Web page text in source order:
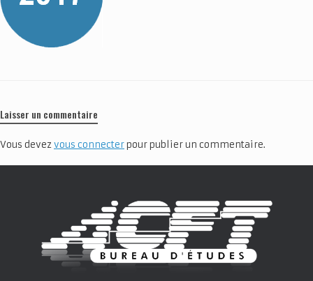
Laisser un commentaire
Vous devezvous connecter pour publier un commentaire.